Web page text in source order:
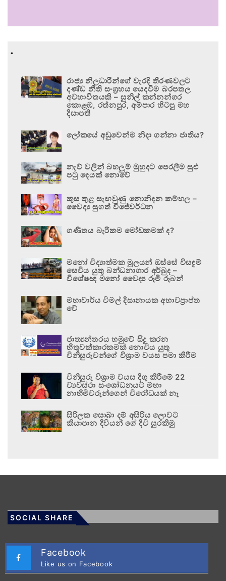
.
රාජ්‍ය නිලධාරීන්ගේ වැරදි තීරණවලට
දණ්ඩ නීති සංග්‍රහය යෙදවීම බරපතල
අවභාවිතයකි – සුනිල් කන්නන්ගර
කොළඹ, රත්නපුර, අම්පාර හිටපු මහ
දිසාපති
ලෝකයේ අඩුවෙන්ම නිදා ගන්නා ජාතිය?
නැව් වලින් බහලුම් මුහුදට පෙරලීම සුළු
පටු දෙයක් නොවේ
කුස තුළ සැඟවුණු නොනිදන කම්හල –
වෛද්‍ය සුගත් විජේවර්ධන
ගණිතය බැරිකම මෝඩකමක් ද?
මනෝ විද්‍යාත්මක මූලයන් ඔස්සේ විසඳුම්
සෙවිය යුතු බන්ධනාගාර අර්බුද –
විශේෂඥ මනෝ වෛද්‍ය රූමි රූබන්
මහාචාර්ය විමල් දිසානායක අභාවප්‍රාප්ත
වේ
ජාත්‍යන්තරය හමුවේ සිදු කරන
හිතුවක්කාරකමක් නොවිය යුතු
විනිසුරුවන්ගේ විශ්‍රාම වයස පමා කිරීම
විනිසුරු විශ්‍රාම වයස දිගු කිරීමේ 22
ව්‍යවස්ථා සංශෝධනයට මහා
නාහිමිවරුන්ගෙන් විරෝධයක් නෑ
සිරිලක සොබා දම් අසිරිය ලොවට
කියාපාන දිවියන් ගේ දිවි සුරකිමු
SOCIAL SHARE
Facebook
Like us on Facebook